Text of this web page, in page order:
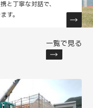
と丁寧な対話で、
す。
一覧で見る